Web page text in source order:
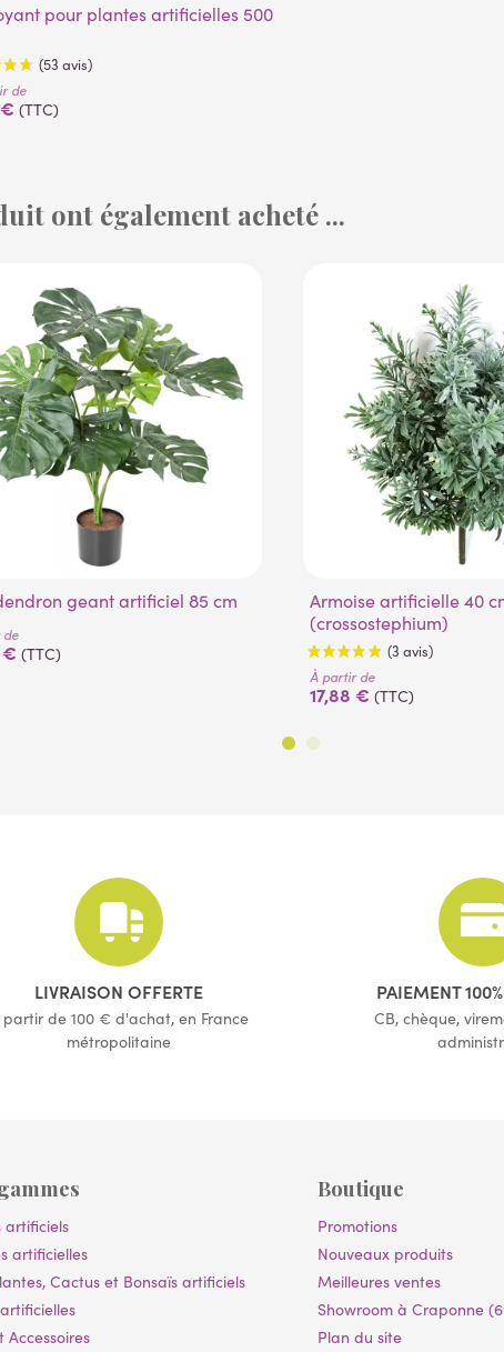
(53 avis)
de
(TTC)
ont également acheté ...
geant artificiel 85 cm
de
€ (TTC)
Armoise artificielle 40 cm
(crossostephium)
(3
À partir de
17,88 € (TTC)
LIVRAISON OFFERTE
partir de 100 € d'achat, en France
métropolitaine
PAIEMENT
CB, chèque,
artificiels
artificielles
Cactus et Bonsaïs artificiels
Accessoires
Boutique
Promotions
Nouveaux produits
Meilleures ventes
Showroom à Craponne
Plan du site